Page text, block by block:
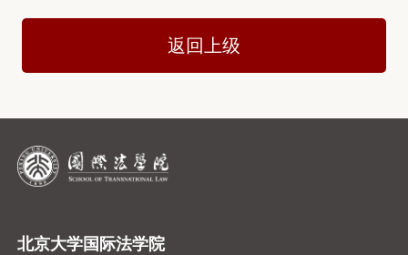
返回上级
北京大学国际法学院